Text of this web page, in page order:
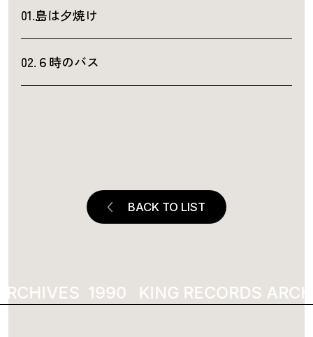
01.島は夕焼け
02.６時のバス
BACK TO LIST
1990 KING RECORDS